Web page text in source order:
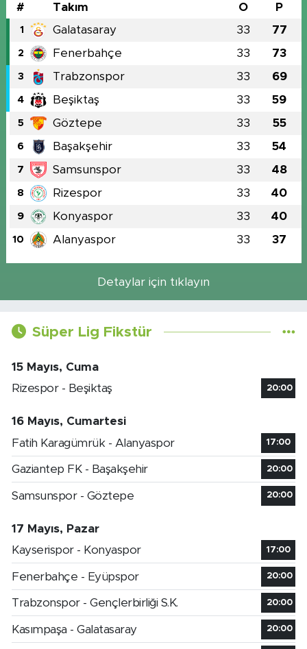
# Takım O P
1 Galatasaray 33 77
2 Fenerbahçe 33 73
3 Trabzonspor 33 69
4 Beşiktaş 33 59
5 Göztepe 33 55
6 Başakşehir 33 54
7 Samsunspor 33 48
8 Rizespor 33 40
9 Konyaspor 33 40
10 Alanyaspor 33 37
Detaylar için tıklayın
Süper Lig Fikstür
15 Mayıs, Cuma
Rizespor - Beşiktaş
20:00
16 Mayıs, Cumartesi
Fatih Karagümrük - Alanyaspor
17:00
Gaziantep FK - Başakşehir 20:00
Samsunspor - Göztepe 20:00
17 Mayıs, Pazar
Kayserispor - Konyaspor
17:00
Fenerbahçe - Eyüpspor 20:00
Trabzonspor - Gençlerbirliği S.K. 20:00
Kasımpaşa - Galatasaray 20:00